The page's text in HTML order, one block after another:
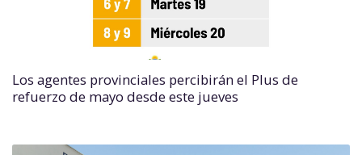
Los agentes provinciales percibirán el Plus de
refuerzo de mayo desde este jueves